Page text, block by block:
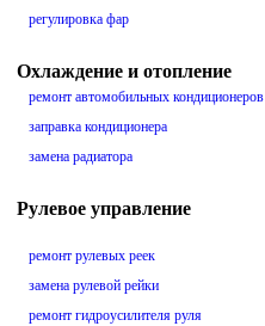
регулировка фар
Охлаждение и отопление
ремонт автомобильных кондиционеров
заправка кондиционера
замена радиатора
Рулевое управление
ремонт рулевых реек
замена рулевой рейки
ремонт гидроусилителя руля